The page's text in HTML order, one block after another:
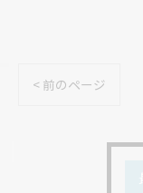
< 前のページ